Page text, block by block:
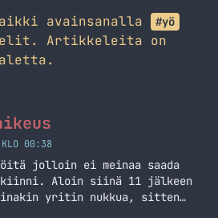
avainsanalla #yö
Artikkeleita on
KLO 00:38
öitä jolloin ei meinaa saada
11 jälkeen
yritin nukkua, sitten
päätin nousta ylös ja tulla